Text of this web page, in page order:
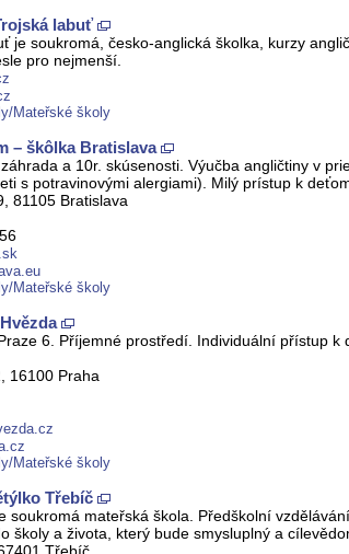
labuť
je soukromá, česko-anglická školka, kurzy
pro nejmenší.
Mateřské školy
– škôlka Bratislava
a 10r. skúsenosti. Výučba angličtiny v
s potravinovými alergiami). Milý prístup k
81105 Bratislava
Mateřské školy
6. Příjemné prostředí. Individuální přístup
16100 Praha
Mateřské školy
Třebíč
soukromá mateřská škola. Předškolní
školy a života, který bude smysluplný a